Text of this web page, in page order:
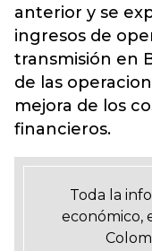
anterior y se
ingresos de
transmisión en
de las
mejora de los
financieros.
Toda la
económico,